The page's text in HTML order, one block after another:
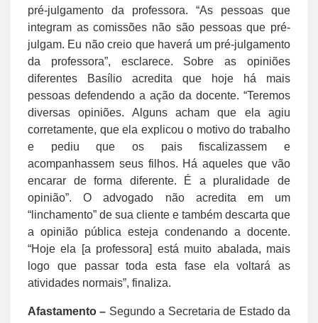
pré-julgamento da professora. “As pessoas que
integram as comissões não são pessoas que pré-
julgam. Eu não creio que haverá um pré-julgamento
da professora”, esclarece. Sobre as opiniões
diferentes Basílio acredita que hoje há mais
pessoas defendendo a ação da docente. “Teremos
diversas opiniões. Alguns acham que ela agiu
corretamente, que ela explicou o motivo do trabalho
e pediu que os pais fiscalizassem e
acompanhassem seus filhos. Há aqueles que vão
encarar de forma diferente. É a pluralidade de
opinião”. O advogado não acredita em um
“linchamento” de sua cliente e também descarta que
a opinião pública esteja condenando a docente.
“Hoje ela [a professora] está muito abalada, mais
logo que passar toda esta fase ela voltará as
atividades normais”, finaliza.
Afastamento – Segundo a Secretaria de Estado da